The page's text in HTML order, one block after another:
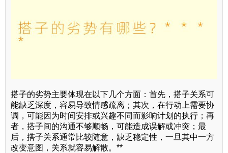
搭子的劣势主要体现在以下几个方面：首先，搭子关系可
能缺乏深度，容易导致情感疏离；其次，在行动上需要协
调，可能因为时间安排或兴趣不同而影响计划的执行；再
者，搭子间的沟通不够顺畅，可能造成误解或冲突；最
后，搭子关系通常比较随意，缺乏稳定性，一旦其中一方
改变意图，关系就容易解散。**